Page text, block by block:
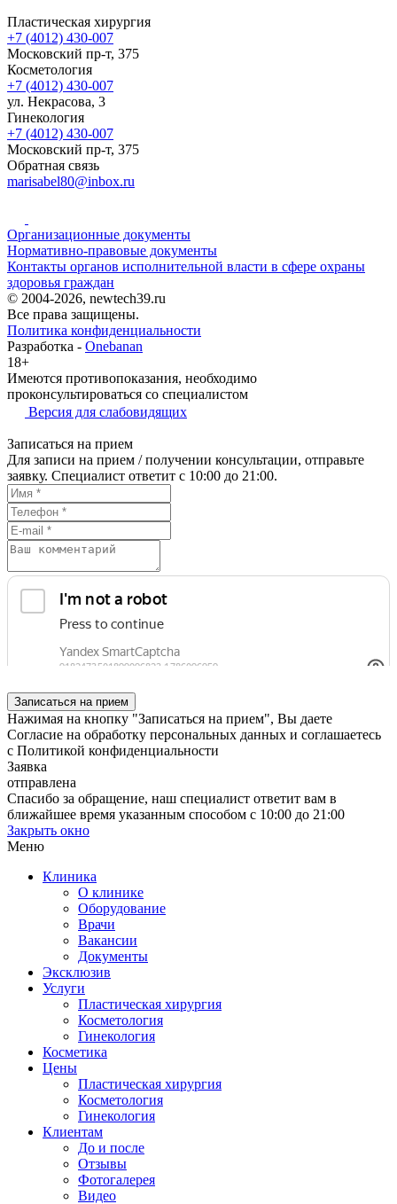
Пластическая хирургия
+7 (4012) 430-007
Московский пр-т, 375
Косметология
+7 (4012) 430-007
ул. Некрасова, 3
Гинекология
+7 (4012) 430-007
Московский пр-т, 375
Обратная связь
marisabel80@inbox.ru
Организационные документы
Нормативно-правовые документы
Контакты органов исполнительной власти в сфере охраны
здоровья граждан
© 2004-2026, newtech39.ru
Все права защищены.
Политика конфиденциальности
Разработка - Onebanan
18+
Имеются противопоказания, необходимо
проконсультироваться со специалистом
Версия для слабовидящих
Записаться на прием
Для записи на прием / получении консультации, отправьте
заявку. Специалист ответит с 10:00 до 21:00.
Записаться на прием
Нажимая на кнопку "Записаться на прием", Вы даете
Согласие на обработку персональных данных и соглашаетесь
с Политикой конфиденциальности
Заявка
отправлена
Спасибо за обращение, наш специалист ответит вам в
ближайшее время указанным способом с 10:00 до 21:00
Закрыть окно
Меню
Клиника
О клинике
Оборудование
Врачи
Вакансии
Документы
Эксклюзив
Услуги
Пластическая хирургия
Косметология
Гинекология
Косметика
Цены
Пластическая хирургия
Косметология
Гинекология
Клиентам
До и после
Отзывы
Фотогалерея
Видео